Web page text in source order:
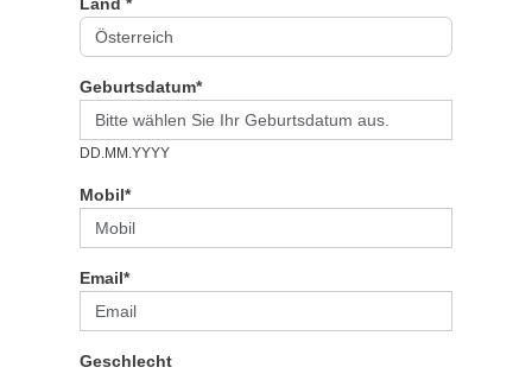
Geburtsdatum*
DD.MM.YYYY
Mobil*
Email*
Geschlecht